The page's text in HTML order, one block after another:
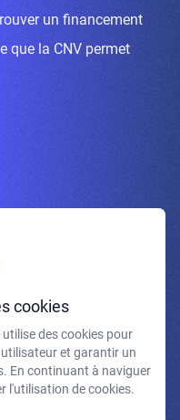
un financement
que la CNV permet
avoir pris connaissance de
et mentions légales.
cookies
des cookies pour
et garantir un
En continuant à naviguer
l'utilisation de cookies.